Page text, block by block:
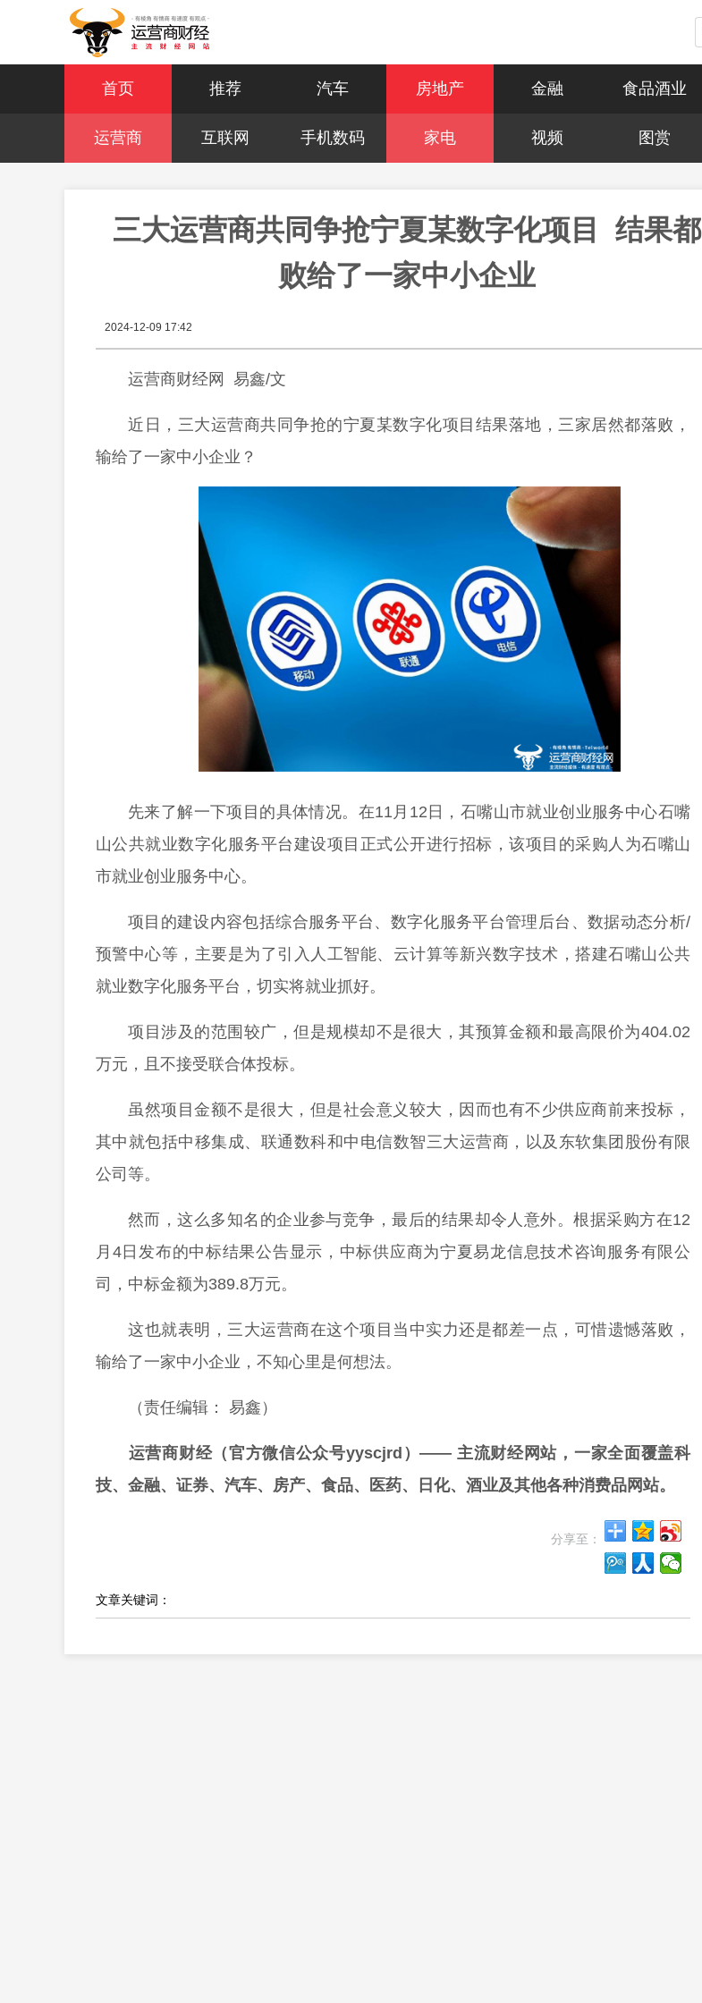
首页 推荐 汽车 房地产 金融 食品酒业
运营商 互联网 手机数码 家电 视频 图赏
三大运营商共同争抢宁夏某数字化项目  结果都
败给了一家中小企业
2024-12-09 17:42
运营商财经网 易鑫/文
近日，三大运营商共同争抢的宁夏某数字化项目结果落地，三家居然都落败，
输给了一家中小企业？
先来了解一下项目的具体情况。在11月12日，石嘴山市就业创业服务中心石嘴
山公共就业数字化服务平台建设项目正式公开进行招标，该项目的采购人为石嘴山
市就业创业服务中心。
项目的建设内容包括综合服务平台、数字化服务平台管理后台、数据动态分析/
预警中心等，主要是为了引入人工智能、云计算等新兴数字技术，搭建石嘴山公共
就业数字化服务平台，切实将就业抓好。
项目涉及的范围较广，但是规模却不是很大，其预算金额和最高限价为404.02
万元，且不接受联合体投标。
虽然项目金额不是很大，但是社会意义较大，因而也有不少供应商前来投标，
其中就包括中移集成、联通数科和中电信数智三大运营商，以及东软集团股份有限
公司等。
然而，这么多知名的企业参与竞争，最后的结果却令人意外。根据采购方在12
月4日发布的中标结果公告显示，中标供应商为宁夏易龙信息技术咨询服务有限公
司，中标金额为389.8万元。
这也就表明，三大运营商在这个项目当中实力还是都差一点，可惜遗憾落败，
输给了一家中小企业，不知心里是何想法。
（责任编辑： 易鑫）
运营商财经（官方微信公众号yyscjrd）—— 主流财经网站，一家全面覆盖科
技、金融、证券、汽车、房产、食品、医药、日化、酒业及其他各种消费品网站。
分享至：
文章关键词：